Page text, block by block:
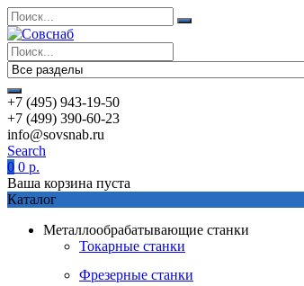
+7 (495) 943-19-50
+7 (499) 390-60-23
info@sovsnab.ru
Search
0 0 р.
Ваша корзина пуста
Каталог
Металлообрабатывающие станки
Токарные станки
Фрезерные станки